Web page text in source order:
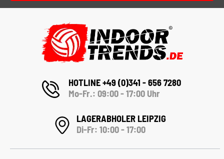
HOTLINE +49 (0)341 - 656 7280
Mo-Fr.: 09:00 - 17:00 Uhr
LAGERABHOLER LEIPZIG
Di-Fr: 10:00 - 17:00